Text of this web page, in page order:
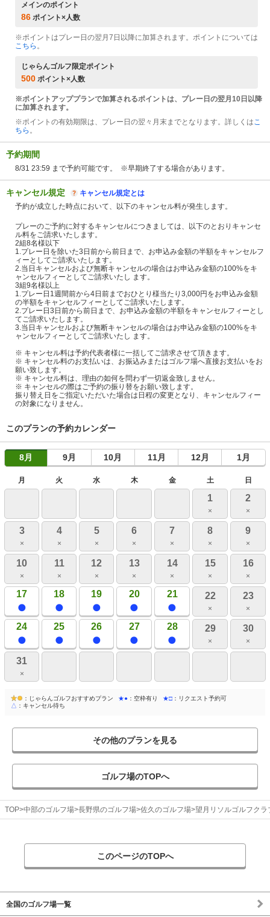
メインのポイント
86 ポイント×人数
※ポイントはプレー日の翌月7日以降に加算されます。ポイントについては
こちら 。
じゃらんゴルフ限定ポイント
500 ポイント×人数
※ポイントアッププランで加算されるポイントは、プレー日の翌月10日以降
に加算されます。
※ポイントの有効期限は、プレー日の翌々月末までとなります。詳しくはこ
ちら 。
予約期間
8/31 23:59 まで予約可能です。 ※早期終了する場合があります。
キャンセル規定
キャンセル規定とは
予約が成立した時点において、以下のキャンセル料が発生します。
プレーのご予約に対するキャンセルにつきましては、以下のとおりキャンセ
ル料をご請求いたします。
2組8名様以下
1.プレー日を除いた3日前から前日まで、お申込み金額の半額をキャンセルフ
ィーとしてご請求いたします。
2.当日キャンセルおよび無断キャンセルの場合はお申込み金額の100%をキ
ャンセルフィーとしてご請求いたし ます。
3組9名様以上
1.プレー日1週間前から4日前までおひとり様当たり3,000円をお申込み金額
の半額をキャンセルフィーとしてご請求いたします。
2.プレー日3日前から前日まで、お申込み金額の半額をキャンセルフィーとし
てご請求いたします。
3.当日キャンセルおよび無断キャンセルの場合はお申込み金額の100%をキ
ャンセルフィーとしてご請求いたし ます。
※ キャンセル料は予約代表者様に一括してご請求させて頂きます。
※ キャンセル料のお支払いは、お振込みまたはゴルフ場へ直接お支払いをお
願い致します。
※ キャンセル料は、理由の如何を問わず一切返金致しません。
※ キャンセルの際はご予約の振り替をお願い致します。
振り替え日をご指定いただいた場合は日程の変更となり、キャンセルフィー
の対象になりません。
このプランの予約カレンダー
8月 9月 10月 11月 12月 1月
月 火 水 木 金 土 日
1
×
2
×
3
×
4
×
5
×
6
×
7
×
8
×
9
×
10
×
11
×
12
×
13
×
14
×
15
×
16
×
17 18 19 20 21 22
×
23
×
24 25 26 27 28 29
×
30
×
31
×
：じゃらんゴルフおすすめプラン ★● ：空枠有り ★□ ：リクエスト予約可
△ ：キャンセル待ち
その他のプランを見る
ゴルフ場のTOPへ
TOP 中部のゴルフ場 長野県のゴルフ場 佐久のゴルフ場 望月リソルゴルフク
このページのTOPへ
全国のゴルフ場一覧